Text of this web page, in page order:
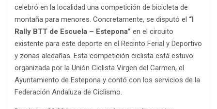
celebró en la localidad una competición de bicicleta de
montaña para menores. Concretamente, se disputó el “I
Rally BTT de Escuela – Estepona” en el circuito
existente para este deporte en el Recinto Ferial y Deportivo
y zonas aledañas. Esta competición ciclista está estuvo
organizada por la Unión Ciclista Virgen del Carmen, el
Ayuntamiento de Estepona y contó con los servicios de la
Federación Andaluza de Ciclismo.